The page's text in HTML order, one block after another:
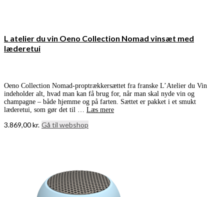
L atelier du vin Oeno Collection Nomad vinsæt med
læderetui
Oeno Collection Nomad-proptrækkersættet fra franske L’Atelier du Vin
indeholder alt, hvad man kan få brug for, når man skal nyde vin og
champagne – både hjemme og på farten. Sættet er pakket i et smukt
læderetui, som gør det til … Læs mere
3.869,00kr. Gå til webshop